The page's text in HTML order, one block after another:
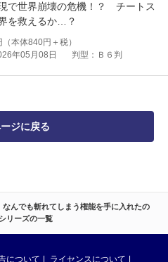
んでも斬れてしまう権能を手に入れたの
リーズの一覧
で世界崩壊の危機！？ チートス
を救えるか…？
（本体840円＋税）
年05月08日
判型：Ｂ６判
ジに戻る
について ライセンスについて